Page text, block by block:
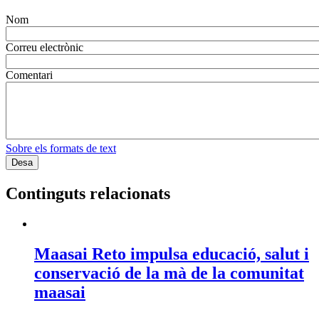
Nom
Correu electrònic
Comentari
Sobre els formats de text
Continguts relacionats
Maasai Reto impulsa educació, salut i
conservació de la mà de la comunitat
maasai